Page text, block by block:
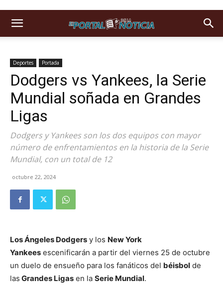
Deportes Portada
Dodgers vs Yankees, la Serie
Mundial soñada en Grandes
Ligas
Dodgers y Yankees son los dos equipos con mayor
número de enfrentamientos en la historia de la Serie
Mundial, con un total de 12
octubre 22, 2024
Los Ángeles Dodgers y los New York
Yankees escenificarán a partir del viernes 25 de octubre
un duelo de ensueño para los fanáticos del béisbol de
las Grandes Ligas en la Serie Mundial.